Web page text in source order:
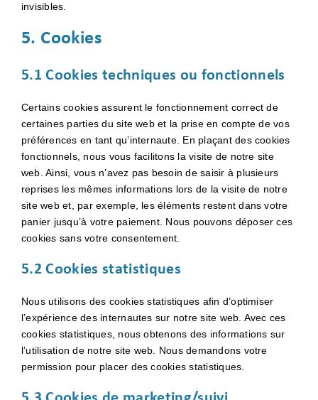
invisibles.
5. Cookies
5.1 Cookies techniques ou fonctionnels
Certains cookies assurent le fonctionnement correct de
certaines parties du site web et la prise en compte de vos
préférences en tant qu’internaute. En plaçant des cookies
fonctionnels, nous vous facilitons la visite de notre site
web. Ainsi, vous n’avez pas besoin de saisir à plusieurs
reprises les mêmes informations lors de la visite de notre
site web et, par exemple, les éléments restent dans votre
panier jusqu’à votre paiement. Nous pouvons déposer ces
cookies sans votre consentement.
5.2 Cookies statistiques
Nous utilisons des cookies statistiques afin d’optimiser
l’expérience des internautes sur notre site web. Avec ces
cookies statistiques, nous obtenons des informations sur
l’utilisation de notre site web. Nous demandons votre
permission pour placer des cookies statistiques.